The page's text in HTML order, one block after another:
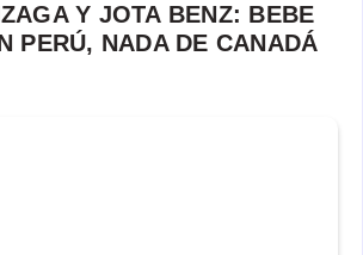
Y JOTA BENZ: BEBE
PERÚ, NADA DE CANADÁ